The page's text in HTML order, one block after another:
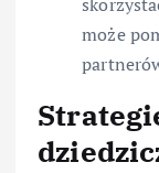
może